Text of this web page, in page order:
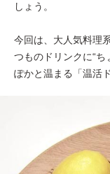
しょう。
今回は、大人気料理
つものドリンクに“
ぽかと温まる「温活